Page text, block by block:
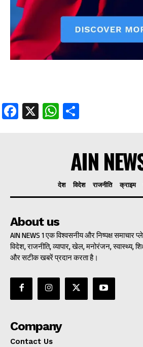
Facebook
X WhatsApp
AIN
देश विदेश राजनीति क्राइम
About us
AIN NEWS 1 एक विश्वसनीय और निष्पक्ष समाचार
विदेश, राजनीति, व्यापार, खेल, मनोरंजन, स्वास्थ्य,
और सटीक खबरें प्रदान करता है।
Company
Contact Us